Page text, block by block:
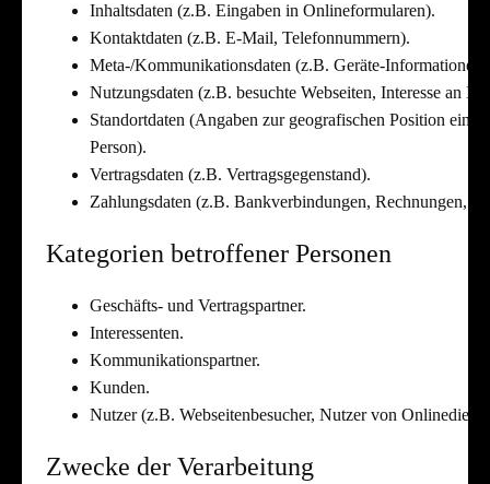
Inhaltsdaten (z.B. Eingaben in Onlineformularen).
Kontaktdaten (z.B. E-Mail, Telefonnummern).
Meta-/Kommunikationsdaten (z.B. Geräte-
Nutzungsdaten (z.B. besuchte Webseiten, Interesse an
Standortdaten (Angaben zur geografischen Position eines
Person).
Vertragsdaten (z.B. Vertragsgegenstand).
Zahlungsdaten (z.B. Bankverbindungen, Rechnungen,
Kategorien betroffener Personen
Geschäfts- und Vertragspartner.
Interessenten.
Kommunikationspartner.
Kunden.
Nutzer (z.B. Webseitenbesucher, Nutzer von
Zwecke der Verarbeitung